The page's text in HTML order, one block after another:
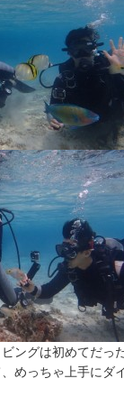
ングは初めてだっ
めっちゃ上手にダ